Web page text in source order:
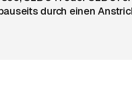
durch einen